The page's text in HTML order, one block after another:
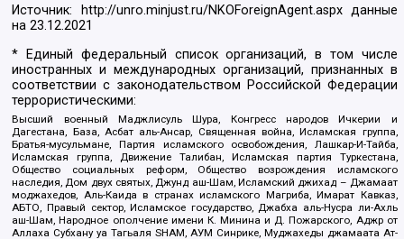
Источник: http://unro.minjust.ru/NKOForeignAgent.aspxданные
на23.12.2021
* Единый федеральный список организаций, в том числе
иностранных и международных организаций, признанных в
соответствии с законодательством Российской Федерации
террористическими:
Высший военный Маджлисуль Шура, Конгресс народов Ичкерии и
Дагестана, База, Асбат аль-Ансар, Священная война, Исламская группа,
Братья-мусульмане, Партия исламского освобождения, Лашкар-И-Тайба,
Исламская группа, Движение Талибан, Исламская партия Туркестана,
Общество социальных реформ, Общество возрождения исламского
наследия, Дом двух святых, Джунд аш-Шам, Исламский джихад – Джамаат
моджахедов, Аль-Каида в странах исламского Магриба, Имарат Кавказ,
АБТО, Правый сектор, Исламское государство, Джабха аль-Нусра ли-Ахль
аш-Шам, Народное ополчение имени К. Минина и Д. Пожарского, Аджр от
Аллаха Субхану уа Тагьаля SHAM, АУМ Синрике, Муджахеды джамаата Ат-